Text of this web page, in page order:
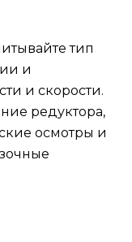
тип
и
и скорости.
редуктора,
осмотры и